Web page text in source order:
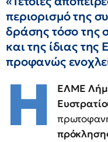
περιορισμό της
δράσης τόσο της
και της ίδιας
προφανώς
Η
ΕΛΜΕ